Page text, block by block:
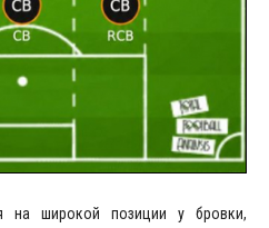
на широкой позиции у бровки,